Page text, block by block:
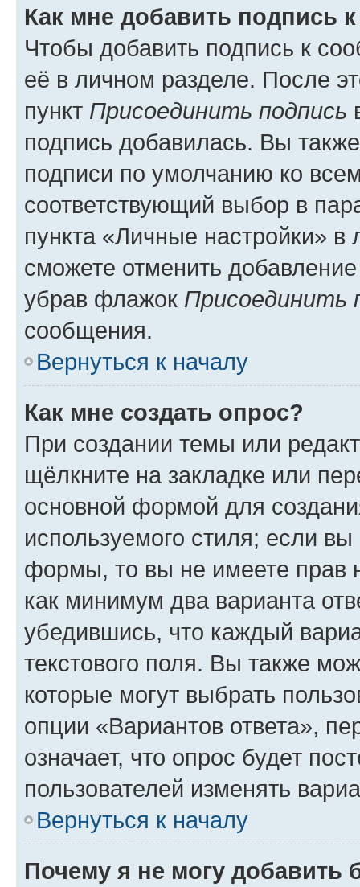
Как мне добавить подпись
Чтобы добавить подпись к
её в личном разделе. После
пункт Присоединить подпись
подпись добавилась. Вы
подписи по умолчанию ко
соответствующий выбор в
пункта «Личные настройки»
сможете отменить
убрав флажок Присоединить
сообщения.
Вернуться к началу
Как мне создать опрос?
При создании темы или
щёлкните на закладке или
основной формой для
используемого стиля; если
формы, то вы не имеете прав
как минимум два варианта
убедившись, что каждый
текстового поля. Вы также
которые могут выбрать
опции «Вариантов ответа»,
означает, что опрос будет
пользователей изменять
Вернуться к началу
Почему я не могу добавить